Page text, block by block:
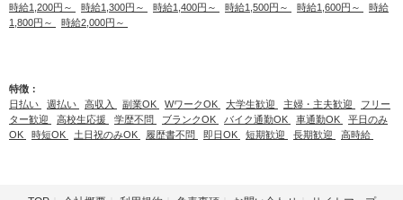
時給1,200円～
時給1,300円～ 時給1,400円～ 時給1,500円～ 時給1,600円～
時給
1,800円～
時給2,000円～
特徴：
日払い
週払い 高収入 副業OK WワークOK 大学生歓迎 主婦・主夫歓迎
フリー
ター歓迎
高校生応援 学歴不問 ブランクOK バイク通勤OK 車通勤OK
平日のみ
OK
時短OK 土日祝のみOK 履歴書不問 即日OK 短期歓迎 長期歓迎 高時給